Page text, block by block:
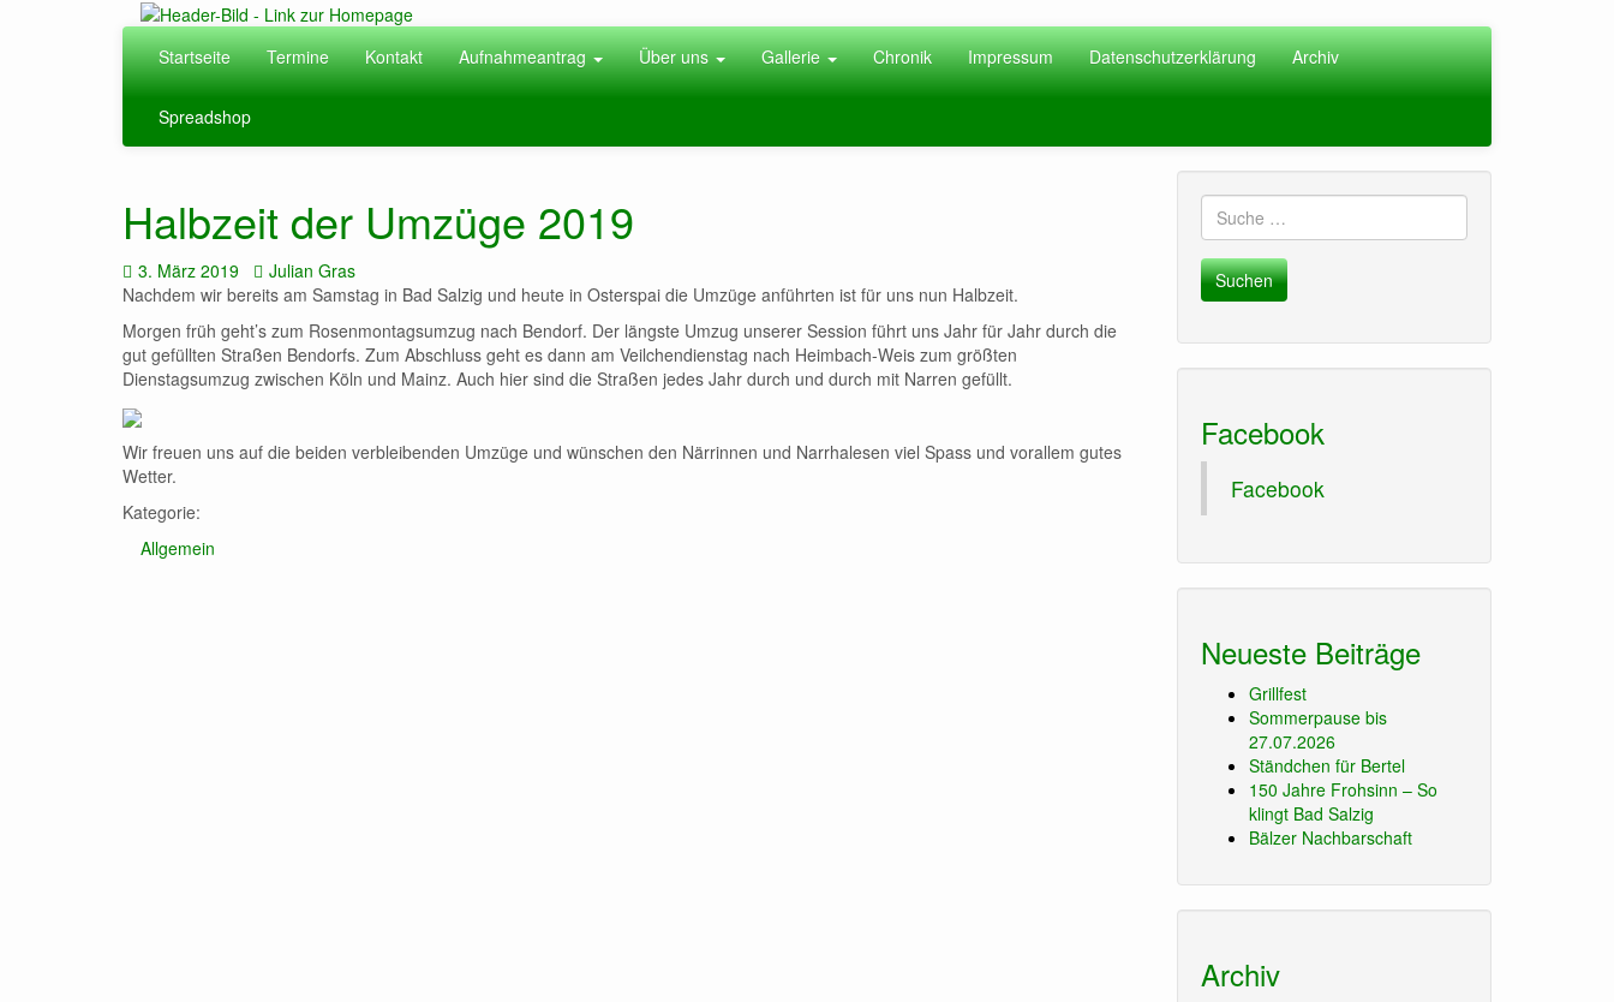
Startseite Termine Kontakt Aufnahmeantrag Über uns Gallerie Chronik Impressum Datenschutzerklärung Archiv
Spreadshop
Halbzeit der Umzüge 2019
Datum:
3. März 2019 Autor:
Julian Gras
Nachdem wir bereits am Samstag in Bad Salzig und heute in Osterspai die Umzüge anführten ist für uns nun Halbzeit.
Morgen früh geht’s zum Rosenmontagsumzug nach Bendorf. Der längste Umzug unserer Session führt uns Jahr für Jahr durch die
gut gefüllten Straßen Bendorfs. Zum Abschluss geht es dann am Veilchendienstag nach Heimbach-Weis zum größten
Dienstagsumzug zwischen Köln und Mainz. Auch hier sind die Straßen jedes Jahr durch und durch mit Narren gefüllt.
Wir freuen uns auf die beiden verbleibenden Umzüge und wünschen den Närrinnen und Narrhalesen viel Spass und vorallem gutes
Wetter.
Kategorie:
Allgemein
Suche
nach:
Facebook
Facebook
Neueste Beiträge
Grillfest
Sommerpause bis
27.07.2026
Ständchen für Bertel
150 Jahre Frohsinn – So
klingt Bad Salzig
Bälzer Nachbarschaft
Archiv